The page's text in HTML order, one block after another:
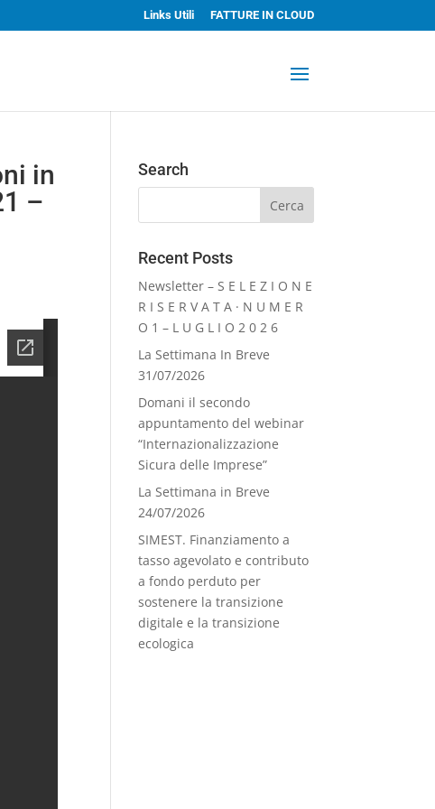
Links Utili FATTURE IN CLOUD
in
–
Search
Recent Posts
Newsletter – S E L E Z I O N E
R I S E R V A T A · N U M E R
O 1 – L U G L I O 2 0 2 6
La Settimana In Breve
31/07/2026
Domani il secondo
appuntamento del webinar
“Internazionalizzazione
Sicura delle Imprese”
La Settimana in Breve
24/07/2026
SIMEST. Finanziamento a
tasso agevolato e contributo
a fondo perduto per
sostenere la transizione
digitale e la transizione
ecologica